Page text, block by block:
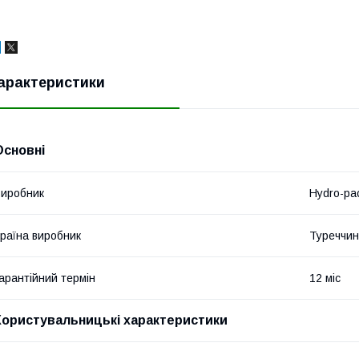
Hydro-
виробник
термін 12 міс
характеристики